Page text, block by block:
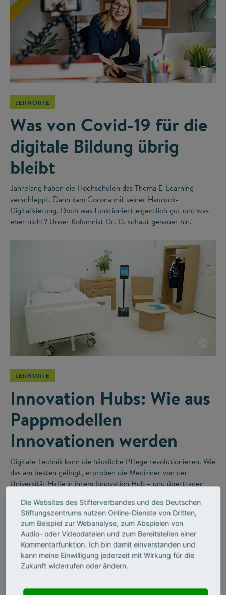
©
LERNORTE
Was von Covid-19 für die
digitale Bildung übrig
bleibt
Jahrelang haben die Hochschulen das Thema E-Learning
verschleppt. Dann kam Corona mit seiner Hauruck-
Digitalisierung. Doch was funktioniert eigentlich gut und was
eher nicht? Unser Kolumnist Dr. D. schaut genauer hin.
©
LERNORTE
Innovation Hubs: Wie aus
Pappmodellen
Innovationen werden
Digitale Technik kann die häusliche Pflege revolutionieren. Wie
das am besten gelingt, erproben die Mediziner von der
Universität Halle in ihrem Innovation Hub – und übertragen
Die Websites des Stifterverbandes und des Deutschen
Stiftungszentrums nutzen Online-Dienste von Dritten,
zum Beispiel zur Webanalyse, zum Abspielen von
Audio- oder Videodateien und zum Bereitstellen einer
Kommentarfunktion. Ich bin damit einverstanden und
kann meine Einwilligung jederzeit mit Wirkung für die
Zukunft widerrufen oder ändern.